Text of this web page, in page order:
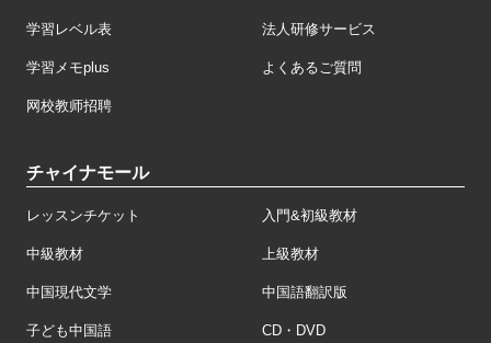
学習レベル表 法人研修サービス
学習メモplus よくあるご質問
网校教师招聘
チャイナモール
レッスンチケット 入門&初級教材
中級教材 上級教材
中国現代文学 中国語翻訳版
子ども中国語 CD・DVD